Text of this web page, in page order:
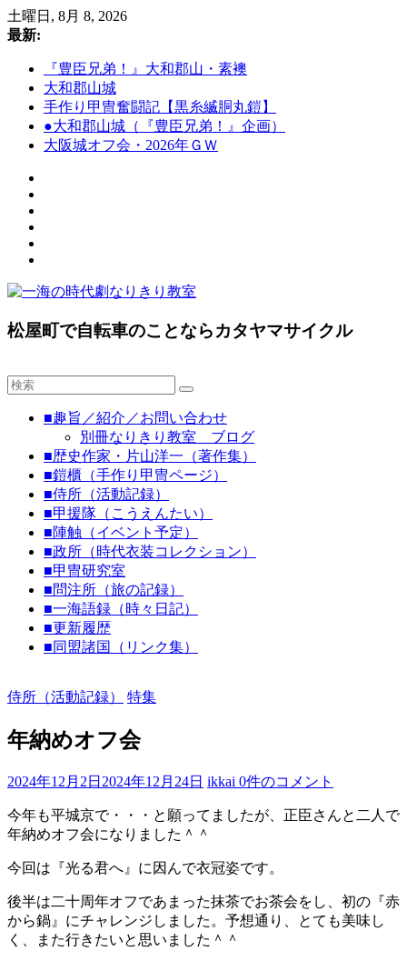
コ
ン
土曜日, 8月 8, 2026
最新:
『豊臣兄弟！』大和郡山・素襖
大和郡山城
手作り甲冑奮闘記【黒糸縅胴丸鎧】
●大和郡山城（『豊臣兄弟！』企画）
大阪城オフ会・2026年ＧＷ
一
の
時
て
っ
そ
て
体
す
る
歴
史
研
松屋町で自転車のことならカタヤマサイクル
■趣旨／紹介／お問い合わせ
別冊なりきり教室 ブログ
■歴史作家・片山洋一（著作集）
■鎧櫃（手作り甲冑ページ）
■侍所（活動記録）
■甲援隊（こうえんたい）
■陣触（イベント予定）
■政所（時代衣装コレクション）
■甲冑研究室
■問注所（旅の記録）
■一海語録（時々日記）
■更新履歴
■同盟諸国（リンク集）
侍所（活動記録） 特集
年納めオフ会
2024年12月2日 2024年12月24日 ikkai 0件のコメント
今年も平城京で・・・と願ってましたが、正臣さんと二人で
年納めオフ会になりました＾＾
今回は『光る君へ』に因んで衣冠姿です。
後半は二十周年オフであまった抹茶でお茶会をし、初の『赤
から鍋』にチャレンジしました。予想通り、とても美味し
く、また行きたいと思いました＾＾